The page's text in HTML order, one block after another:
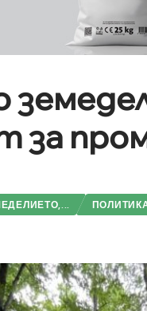
за